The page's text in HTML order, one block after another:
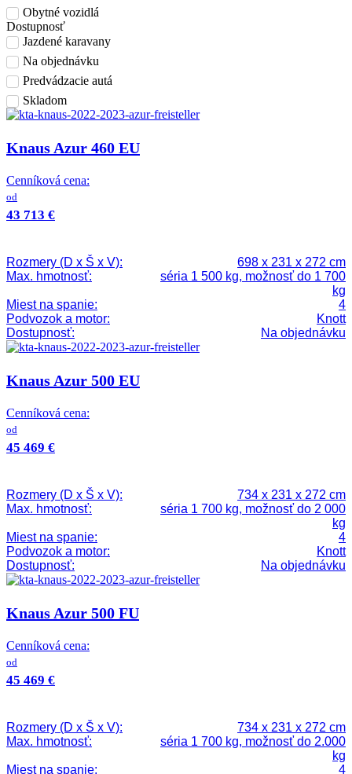
Obytné vozidlá
Dostupnosť
Jazdené karavany
Na objednávku
Predvádzacie autá
Skladom
Knaus Azur 460 EU
Cenníková cena:
od
43 713 €
Rozmery (D x Š x V):
698 x 231 x 272 cm
Max. hmotnosť:
séria 1 500 kg, možnosť do 1 700
kg
Miest na spanie:
4
Podvozok a motor:
Knott
Dostupnosť:
Na objednávku
Knaus Azur 500 EU
Cenníková cena:
od
45 469 €
Rozmery (D x Š x V):
734 x 231 x 272 cm
Max. hmotnosť:
séria 1 700 kg, možnosť do 2 000
kg
Miest na spanie:
4
Podvozok a motor:
Knott
Dostupnosť:
Na objednávku
Knaus Azur 500 FU
Cenníková cena:
od
45 469 €
Rozmery (D x Š x V):
734 x 231 x 272 cm
Max. hmotnosť:
séria 1 700 kg, možnosť do 2.000
kg
Miest na spanie:
4